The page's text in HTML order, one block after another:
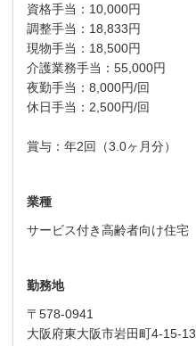
資格手当：10,000円
調整手当：18,833円
現物手当：18,500円
介護業務手当：55,000円
夜勤手当：8,000円/回
休日手当：2,500円/回
賞与：年2回（3.0ヶ月分）
業種
サービス付き高齢者向け住宅
勤務地
〒578-0941
大阪府東大阪市岩田町4-15-13